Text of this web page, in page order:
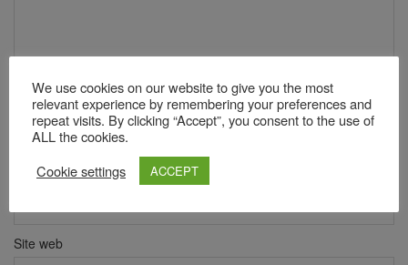
Nume*
Email*
Site web
We use cookies on our website to give you the most
relevant experience by remembering your preferences and
repeat visits. By clicking “Accept”, you consent to the use of
ALL the cookies.
Cookie settings
ACCEPT